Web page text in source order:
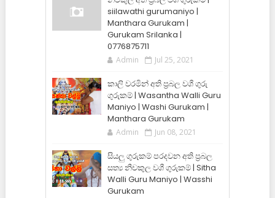
siilawathi gurumaniyo |
Manthara Gurukam |
Gurukam Srilanka |
0776875711
Admin Jul 25, 2021
කාලි වරමින් අති ප්‍රබල වශී ගුරු
ගුරුකම් | Wasantha Walli Guru
Maniyo | Washi Gurukam |
Manthara Gurukam
Admin Jun 08, 2021
සියලු ගුරුකම් පරදවන අති ප්‍රබල
සත්‍ය නීචකුල වශී ගුරුකම් | Sitha
Walli Guru Maniyo | Wasshi
Gurukam